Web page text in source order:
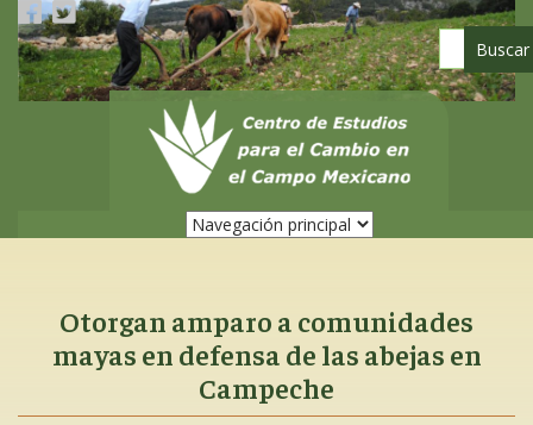
Pasar
contenido
principal
Otorgan amparo a comunidades
mayas en defensa de las abejas en
Campeche